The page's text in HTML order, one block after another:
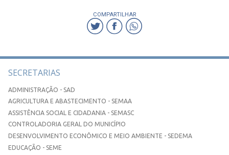
COMPARTILHAR
SECRETARIAS
ADMINISTRAÇÃO - SAD
AGRICULTURA E ABASTECIMENTO - SEMAA
ASSISTÊNCIA SOCIAL E CIDADANIA - SEMASC
CONTROLADORIA GERAL DO MUNICÍPIO
DESENVOLVIMENTO ECONÔMICO E MEIO AMBIENTE - SEDEMA
EDUCAÇÃO - SEME